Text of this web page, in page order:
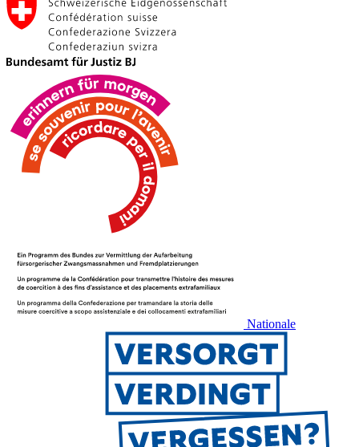
Nationale